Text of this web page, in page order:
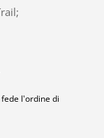
l'ordine di